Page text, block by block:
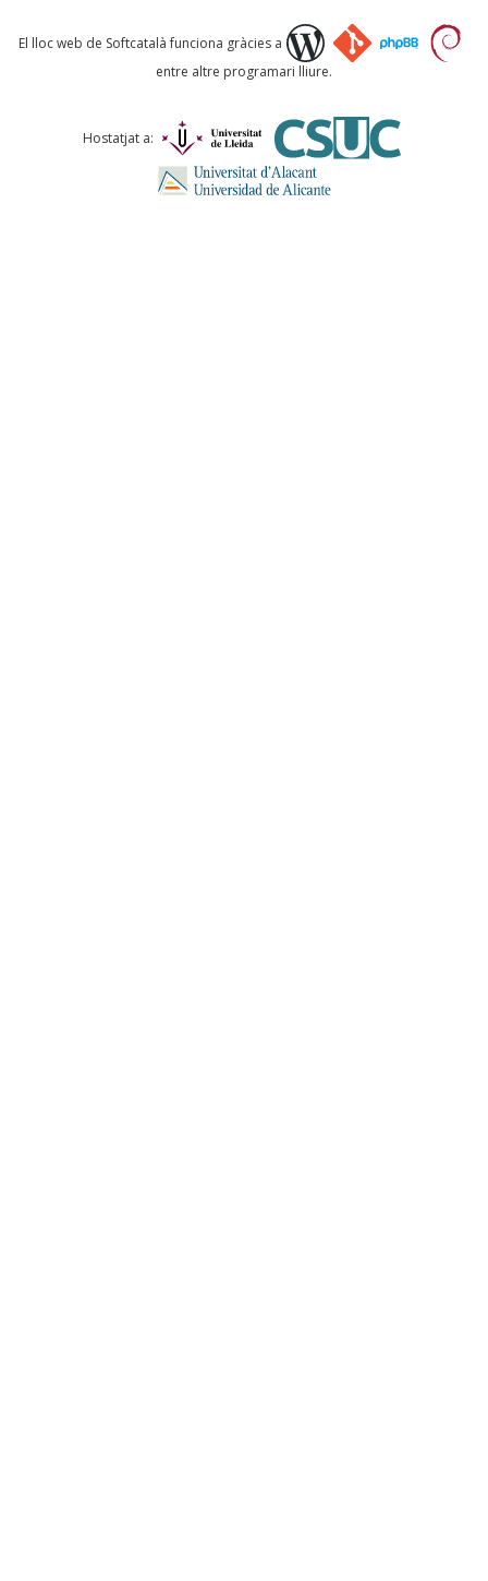
Què proposeu?
Comentari *
El lloc web de Softcatalà funciona gràcies a
entre altre programari lliure.
Hostatjat a: